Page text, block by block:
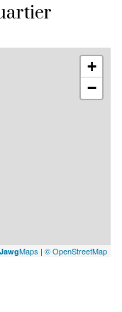
+
−
JawgMaps | © OpenStreetMap